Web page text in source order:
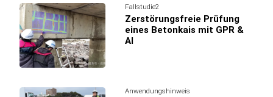
Fallstudie2
Zerstörungsfreie Prüfung
eines Betonkais mit GPR &
AI
Anwendungshinweis